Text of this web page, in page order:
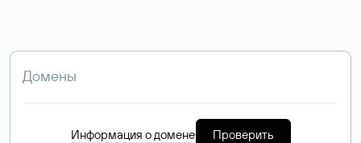
Информация о домене Проверить